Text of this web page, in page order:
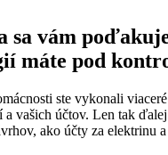
sa vám
máte pod
ste vykonali
a vašich účtov. Len tak
ako účty za elektrinu